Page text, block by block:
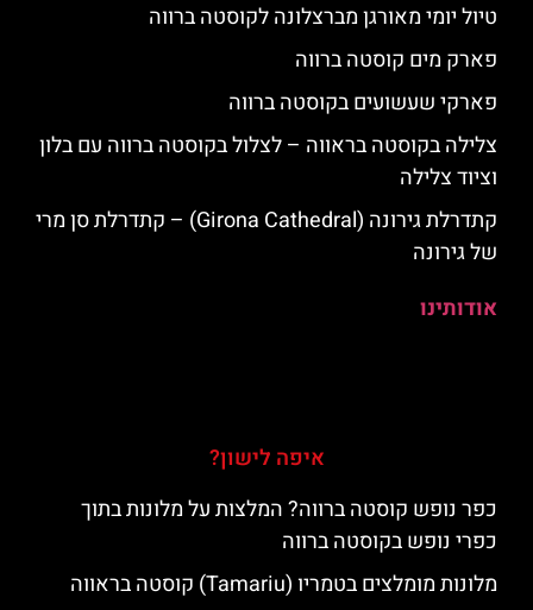
טיול יומי מאורגן מברצלונה לקוסטה ברווה
פארק מים קוסטה ברווה
פארקי שעשועים בקוסטה ברווה
צלילה בקוסטה בראווה – לצלול בקוסטה ברווה עם בלון
וציוד צלילה
קתדרלת גירונה (Girona Cathedral) – קתדרלת סן מרי
של גירונה
אודותינו
איפה לישון?
כפר נופש קוסטה ברווה? המלצות על מלונות בתוך
כפרי נופש בקוסטה ברווה
מלונות מומלצים בטמריו (Tamariu) קוסטה בראווה